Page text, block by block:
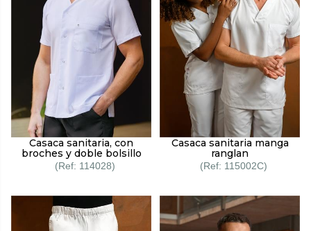
Casaca sanitaria, con
broches y doble bolsillo
114028
Casaca sanitaria manga
ranglan
115002C